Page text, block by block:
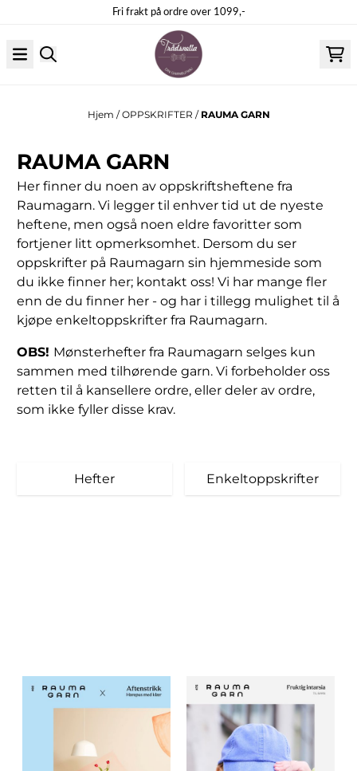
Fri frakt på ordre over 1099,-
Hjem /OPPSKRIFTER / RAUMA GARN
RAUMA GARN
Her finner du noen av oppskriftsheftene fra
Raumagarn. Vi legger til enhver tid ut de nyeste
heftene, men også noen eldre favoritter som
fortjener litt opmerksomhet. Dersom du ser
oppskrifter på Raumagarn sin hjemmeside som
du ikke finner her; kontakt oss! Vi har mange fler
enn de du finner her - og har i tillegg mulighet til å
kjøpe enkeltoppskrifter fra Raumagarn.
OBS! Mønsterhefter fra Raumagarn selges kun
sammen med tilhørende garn. Vi forbeholder oss
retten til å kansellere ordre, eller deler av ordre,
som ikke fyller disse krav.
Hefter Enkeltoppskrifter